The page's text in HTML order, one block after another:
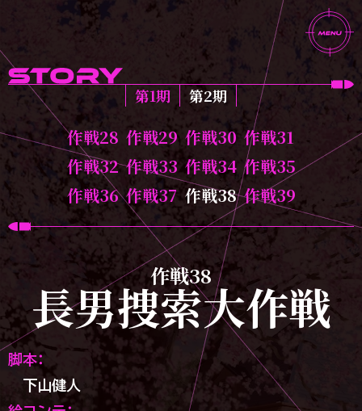
第1期 第2期
作戦28 作戦29 作戦30 作戦31
作戦32 作戦33 作戦34 作戦35
作戦36 作戦37 作戦38 作戦39
作戦38
長男捜索大作戦
脚本：
下山健人